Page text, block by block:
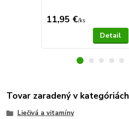
11,95 €/ks
Detail
Tovar zaradený v kategóriách
Liečivá a vitamíny